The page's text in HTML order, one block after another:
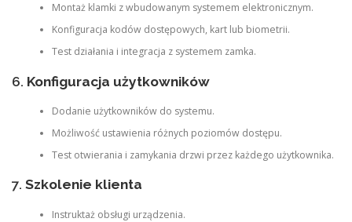
Montaż klamki z wbudowanym systemem elektronicznym.
Konfiguracja kodów dostępowych, kart lub biometrii.
Test działania i integracja z systemem zamka.
6. Konfiguracja użytkowników
Dodanie użytkowników do systemu.
Możliwość ustawienia różnych poziomów dostępu.
Test otwierania i zamykania drzwi przez każdego użytkownika.
7. Szkolenie klienta
Instruktaż obsługi urządzenia.